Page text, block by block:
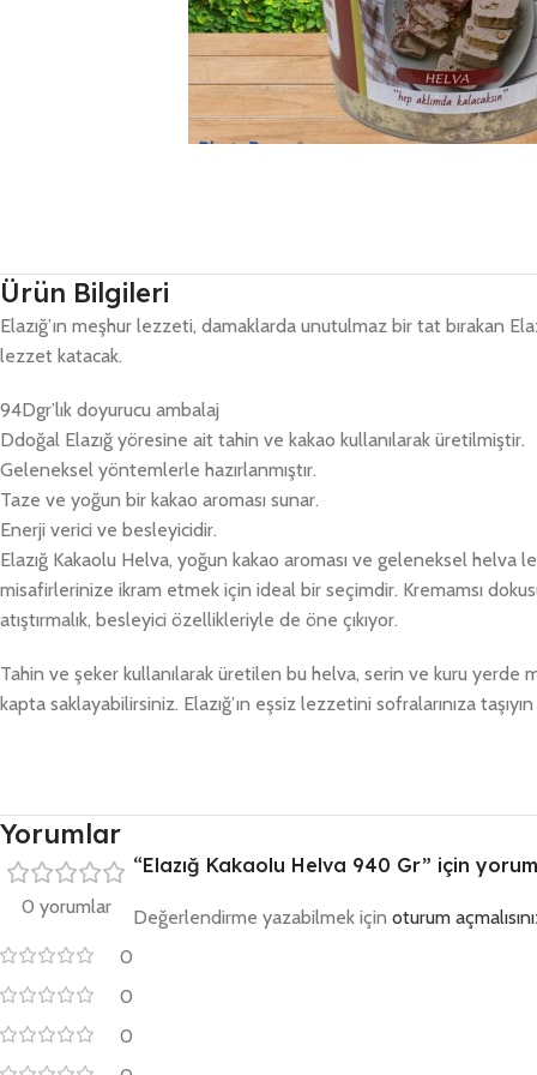
Ürün Bilgileri
Elazığ’ın meşhur lezzeti, damaklarda unutulmaz bir tat bırakan
lezzet katacak.
94Dgr’lık doyurucu ambalaj
Ddoğal Elazığ yöresine ait tahin ve kakao kullanılarak üretilmiştir.
Geleneksel yöntemlerle hazırlanmıştır.
Taze ve yoğun bir kakao aroması sunar.
Enerji verici ve besleyicidir.
Elazığ Kakaolu Helva, yoğun kakao aroması ve geleneksel helva
misafirlerinize ikram etmek için ideal bir seçimdir. Kremamsı
atıştırmalık, besleyici özellikleriyle de öne çıkıyor.
Tahin ve şeker kullanılarak üretilen bu helva, serin ve kuru yerde
kapta saklayabilirsiniz. Elazığ’ın eşsiz lezzetini sofralarınıza
Yorumlar
0 yorumlar
0
0
0
“Elazığ Kakaolu Helva 940 Gr” için
Değerlendirme yazabilmek için oturum